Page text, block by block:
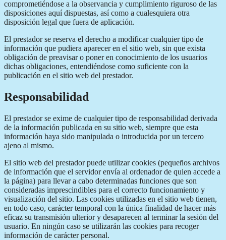
comprometiéndose a la observancia y cumplimiento riguroso de las
disposiciones aquí dispuestas, así como a cualesquiera otra
disposición legal que fuera de aplicación.
El prestador se reserva el derecho a modificar cualquier tipo de
información que pudiera aparecer en el sitio web, sin que exista
obligación de preavisar o poner en conocimiento de los usuarios
dichas obligaciones, entendiéndose como suficiente con la
publicación en el sitio web del prestador.
Responsabilidad
El prestador se exime de cualquier tipo de responsabilidad derivada
de la información publicada en su sitio web, siempre que esta
información haya sido manipulada o introducida por un tercero
ajeno al mismo.
El sitio web del prestador puede utilizar cookies (pequeños archivos
de información que el servidor envía al ordenador de quien accede a
la página) para llevar a cabo determinadas funciones que son
consideradas imprescindibles para el correcto funcionamiento y
visualización del sitio. Las cookies utilizadas en el sitio web tienen,
en todo caso, carácter temporal con la única finalidad de hacer más
eficaz su transmisión ulterior y desaparecen al terminar la sesión del
usuario. En ningún caso se utilizarán las cookies para recoger
información de carácter personal.